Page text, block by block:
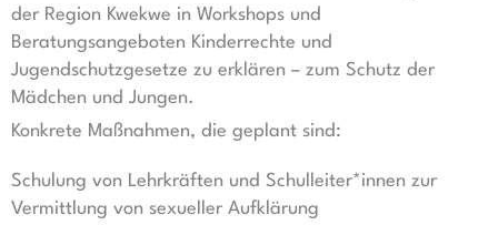
der Region Kwekwe in Workshops und
Beratungsangeboten Kinderrechte und
Jugendschutzgesetze zu erklären – zum Schutz der
Mädchen und Jungen.
Konkrete Maßnahmen, die geplant sind:
Schulung von Lehrkräften und Schulleiter*innen zur
Vermittlung von sexueller Aufklärung